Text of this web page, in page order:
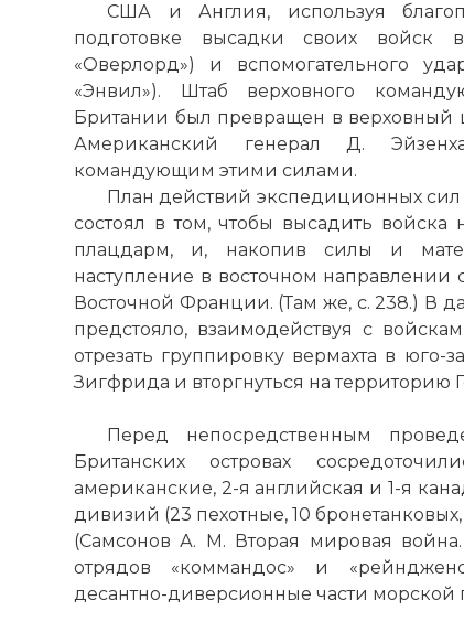
США и Англия, используя
подготовке высадки своих войск
«Оверлорд») и вспомогательного
«Энвил»). Штаб верховного
Британии был превращен в верховный
Американский генерал Д.
командующим этими силами.
План действий экспедиционных
состоял в том, чтобы высадить
плацдарм, и, накопив силы и
наступление в восточном
Восточной Франции. (Там же, с. 238.) В
предстояло, взаимодействуя с
отрезать группировку вермахта в
Зигфрида и вторгнуться на территорию
Перед непосредственным
Британских островах
американские, 2-я английская и 1-я
дивизий (23 пехотные, 10
(Самсонов А. М. Вторая мировая
отрядов «коммандос» и
десантно-диверсионные части морской